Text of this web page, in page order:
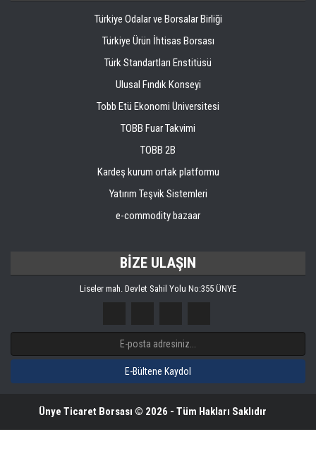
Türkiye Odalar ve Borsalar Birliği
Türkiye Ürün İhtisas Borsası
Türk Standartları Enstitüsü
Ulusal Fındık Konseyi
Tobb Etü Ekonomi Üniversitesi
TOBB Fuar Takvimi
TOBB 2B
Kardeş kurum ortak platformu
Yatırım Teşvik Sistemleri
e-commodity bazaar
BİZE ULAŞIN
Liseler mah. Devlet Sahil Yolu No:355 ÜNYE
Ünye Ticaret Borsası © 2026 - Tüm Hakları Saklıdır